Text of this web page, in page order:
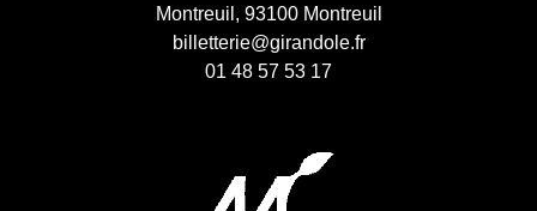
Montreuil, 93100 Montreuil
billetterie@girandole.fr
01 48 57 53 17